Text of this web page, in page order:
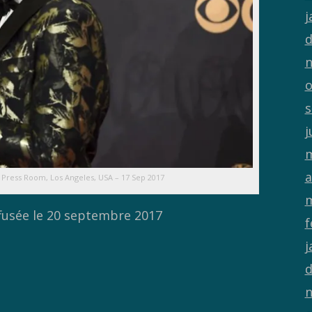
Room, Los Angeles, USA – 17 Sep 2017
le 20 septembre 2017